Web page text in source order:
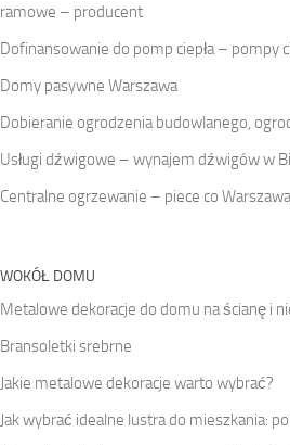
ramowe – producent
Dofinansowanie do pomp ciepła – pompy
Domy pasywne Warszawa
Dobieranie ogrodzenia budowlanego,
Usługi dźwigowe – wynajem dźwigów w
Centralne ogrzewanie – piece co
WOKÓŁ DOMU
Metalowe dekoracje do domu na ścianę i
Bransoletki srebrne
Jakie metalowe dekoracje warto wybrać?
Jak wybrać idealne lustra do mieszkania: